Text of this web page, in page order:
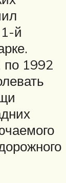
й
по 1992